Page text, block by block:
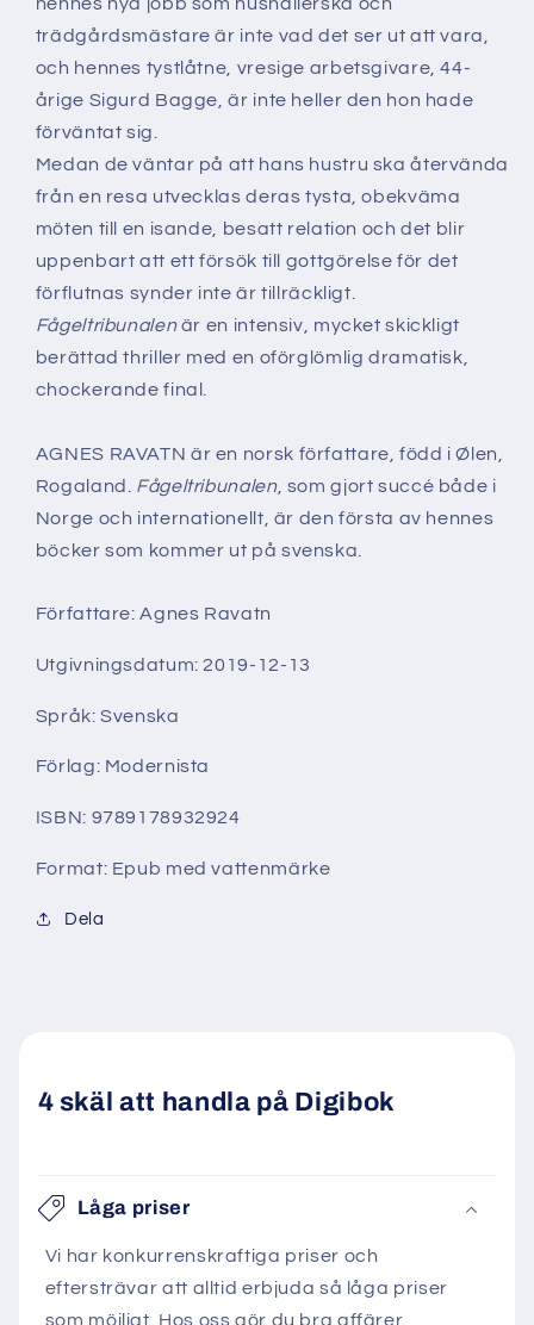
trädgårdsmästare är inte vad det ser ut att vara,
och hennes tystlåtne, vresige arbetsgivare, 44-
årige Sigurd Bagge, är inte heller den hon hade
förväntat sig.
Medan de väntar på att hans hustru ska återvända
från en resa utvecklas deras tysta, obekväma
möten till en isande, besatt relation och det blir
uppenbart att ett försök till gottgörelse för det
förflutnas synder inte är tillräckligt.
Fågeltribunalenär en intensiv, mycket skickligt
berättad thriller med en oförglömlig dramatisk,
chockerande final.
AGNES RAVATN är en norsk författare, född i Ølen,
Rogaland. Fågeltribunalen, som gjort succé både i
Norge och internationellt, är den första av hennes
böcker som kommer ut på svenska.
Författare: Agnes Ravatn
Utgivningsdatum: 2019-12-13
Språk: Svenska
Förlag: Modernista
ISBN: 9789178932924
Format: Epub med vattenmärke
Dela
4 skäl att handla på Digibok
Låga priser
Vi har konkurrenskraftiga priser och
eftersträvar att alltid erbjuda så låga priser
som möjligt. Hos oss gör du bra affärer.